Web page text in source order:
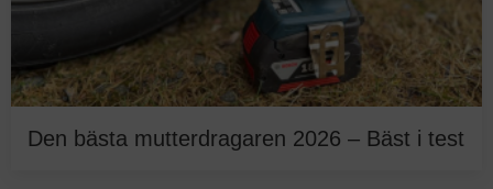
Den bästa mutterdragaren 2026 – Bäst i test